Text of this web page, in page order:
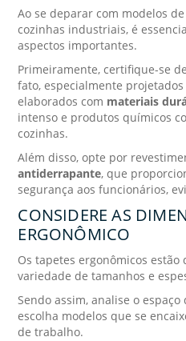
Ao se deparar com modelos
cozinhas industriais, é
aspectos importantes.
Primeiramente, certifique-se
fato, especialmente
elaborados com materiais
intenso e produtos químicos
cozinhas.
Além disso, opte por
antiderrapante, que
segurança aos funcionários,
CONSIDERE AS
ERGONÔMICO
Os tapetes ergonômicos estão
variedade de tamanhos e
Sendo assim, analise o
escolha modelos que se
de trabalho.